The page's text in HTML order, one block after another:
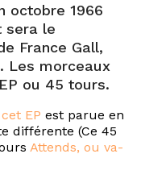
octobre 1966
sera le
France Gall,
Les morceaux
ou 45 tours.
EP est parue en
différente (Ce 45
Attends, ou va-